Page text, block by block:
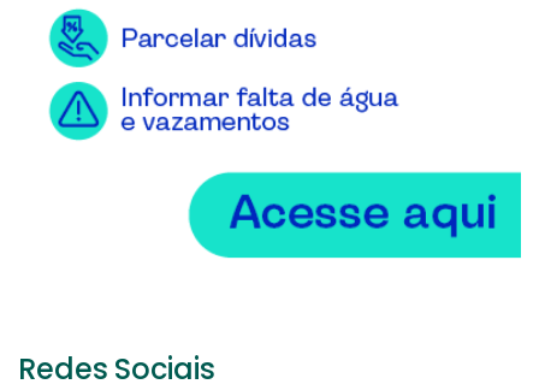
Redes Sociais